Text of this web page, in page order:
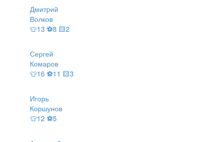
Дмитрий
Волков
👕13 ⚽8 🟨2
Сергей
Комаров
👕16 ⚽11 🟨3
Игорь
Коршунов
👕12 ⚽5